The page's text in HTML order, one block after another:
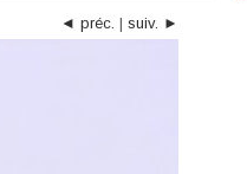
◄ préc. | suiv. ►